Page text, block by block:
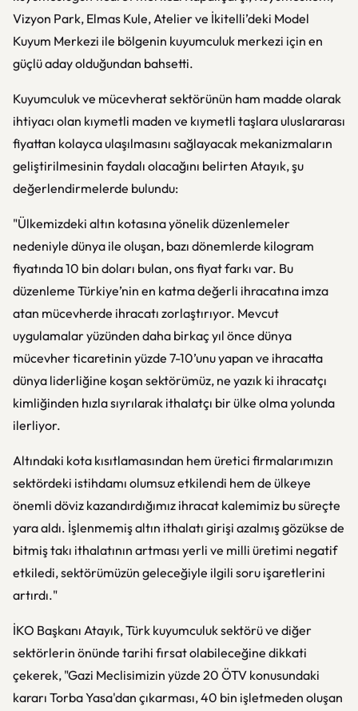
Vizyon Park, Elmas Kule, Atelier ve İkitelli’deki Model
Kuyum Merkezi ile bölgenin kuyumculuk merkezi için en
güçlü aday olduğundan bahsetti.
Kuyumculuk ve mücevherat sektörünün ham madde olarak
ihtiyacı olan kıymetli maden ve kıymetli taşlara uluslararası
fiyattan kolayca ulaşılmasını sağlayacak mekanizmaların
geliştirilmesinin faydalı olacağını belirten Atayık, şu
değerlendirmelerde bulundu:
"Ülkemizdeki altın kotasına yönelik düzenlemeler
nedeniyle dünya ile oluşan, bazı dönemlerde kilogram
fiyatında 10 bin doları bulan, ons fiyat farkı var. Bu
düzenleme Türkiye’nin en katma değerli ihracatına imza
atan mücevherde ihracatı zorlaştırıyor. Mevcut
uygulamalar yüzünden daha birkaç yıl önce dünya
mücevher ticaretinin yüzde 7-10’unu yapan ve ihracatta
dünya liderliğine koşan sektörümüz, ne yazık ki ihracatçı
kimliğinden hızla sıyrılarak ithalatçı bir ülke olma yolunda
ilerliyor.
Altındaki kota kısıtlamasından hem üretici firmalarımızın
sektördeki istihdamı olumsuz etkilendi hem de ülkeye
önemli döviz kazandırdığımız ihracat kalemimiz bu süreçte
yara aldı. İşlenmemiş altın ithalatı girişi azalmış gözükse de
bitmiş takı ithalatının artması yerli ve milli üretimi negatif
etkiledi, sektörümüzün geleceğiyle ilgili soru işaretlerini
artırdı."
İKO Başkanı Atayık, Türk kuyumculuk sektörü ve diğer
sektörlerin önünde tarihi fırsat olabileceğine dikkati
çekerek, "Gazi Meclisimizin yüzde 20 ÖTV konusundaki
kararı Torba Yasa'dan çıkarması, 40 bin işletmeden oluşan